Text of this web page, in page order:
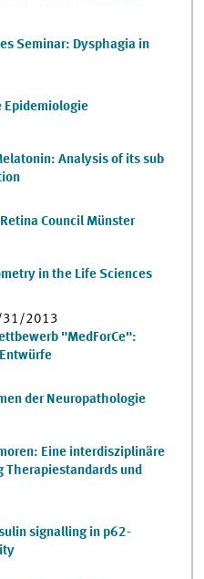
Seminar: Dysphagia in
Epidemiologie
Analysis of its sub
Council Münster
in the Life Sciences
2013
"MedForCe":
der Neuropathologie
Eine interdisziplinäre
Therapiestandards und
signalling in p62-